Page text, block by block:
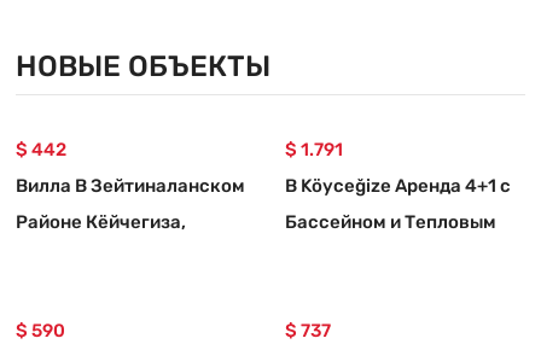
НОВЫЕ ОБЪЕКТЫ
$ 442
Вилла В Зейтиналанском
Районе Кёйчегиза,
$ 1.791
В Köyceğizе Аренда 4+1 с
Бассейном и Тепловым
$ 590
$ 737